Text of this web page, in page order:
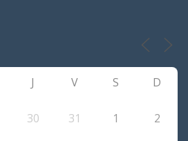
J V S D
30 31 1 2